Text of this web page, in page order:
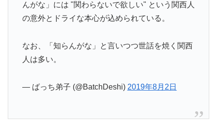
んがな」には "関わらないで欲しい" という関西人
の意外とドライな本心が込められている。
なお、「知らんがな」と言いつつ世話を焼く関西
人は多い。
— ばっち弟子 (@BatchDeshi) 2019年8月2日